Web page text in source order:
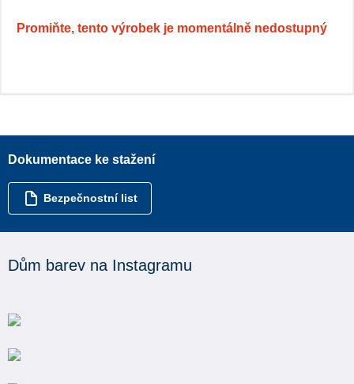
Promiňte, tento výrobek je momentálně nedostupný
Dokumentace ke stažení
Bezpečnostní list
Dům barev na Instagramu